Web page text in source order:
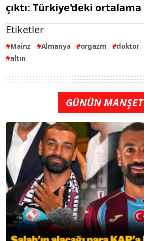
çıktı: Türkiye'deki
Etiketler
Mainz Almanya orgazm doktor
altın
GÜNÜN